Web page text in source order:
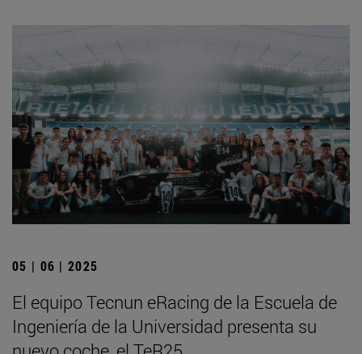
05 | 06 | 2025
El equipo Tecnun eRacing de la Escuela de
Ingeniería de la Universidad presenta su